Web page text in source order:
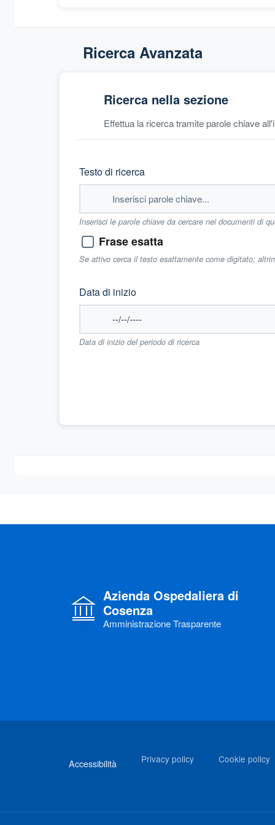
Ricerca Avanzata
Ricerca nella sezione
Effettua la ricerca tramite parole chiave
Testo di ricerca
Inserisci le parole chiave da cercare nei documenti di
Frase esatta
Se attivo cerca il testo esattamente come digitato;
Data di inizio
Data di inizio del periodo di ricerca
Azienda Ospedaliera di
Cosenza
Amministrazione Trasparente
Accessibilità Privacy policy Cookie policy